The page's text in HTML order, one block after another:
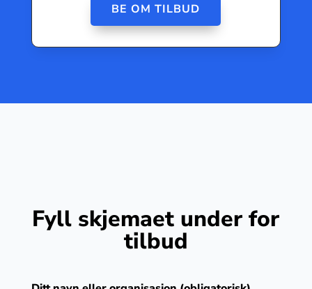
BE OM TILBUD
Fyll skjemaet under for
tilbud